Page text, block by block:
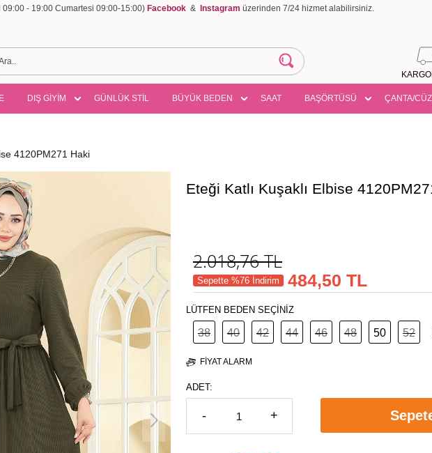
- 19:00 Cumartesi 09:00-15:00) Facebook & Instagram üzerinden 7/24 hizmet alabilirsiniz.
DIŞ GİYİM GÜNLÜK STİL BÜYÜK BEDEN SAAT BAŞÖRTÜSÜ ÇANTA/
4120PM271 Haki
Eteği Katlı Kuşaklı Elbise
2.018,76TL
Sepette %76 İndirim 484,50 TL
LÜTFEN BEDEN SEÇİNİZ
38 40 42 44 46 48 50 52
FIYAT ALARM
ADET:
- +